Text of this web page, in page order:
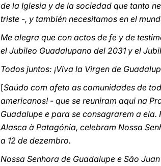
de la Iglesia y de la sociedad que tanto
triste -, y también necesitamos en el
Me alegra que con actos de fe y de
el Jubileo Guadalupano del 2031 y el
Todos juntos: ¡Viva la Virgen de
[Saúdo com afeto as comunidades de
americanos! - que se reuniram aqui na
Guadalupe e para se consagrarem a
Alasca à Patagónia, celebram Nossa
a 12 de dezembro.
Nossa Senhora de Guadalupe e São